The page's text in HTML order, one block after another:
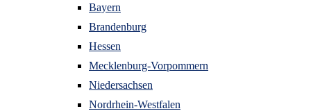
Bayern
Brandenburg
Hessen
Mecklenburg-Vorpommern
Niedersachsen
Nordrhein-Westfalen